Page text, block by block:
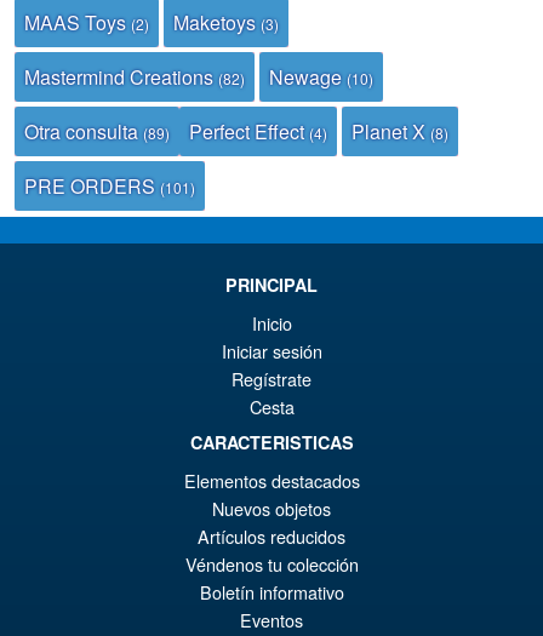
MAAS Toys (2) Maketoys(3)
Mastermind Creations (82) Newage(10)
Otra consulta (89) Perfect Effect(4) Planet X(8)
PRE ORDERS (101)
PRINCIPAL
Inicio
Iniciar sesión
Regístrate
Cesta
CARACTERISTICAS
Elementos destacados
Nuevos objetos
Artículos reducidos
Véndenos tu colección
Boletín informativo
Eventos